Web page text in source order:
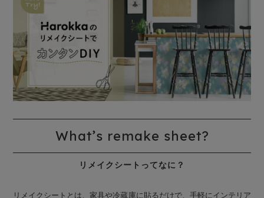
What’s remake sheet?
リメイクシートってなに？
リメイクシートとは、家具や冷蔵庫に貼るだけで、手軽にインテリア